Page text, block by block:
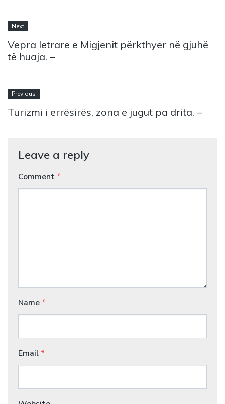
Next
Vepra letrare e Migjenit përkthyer në gjuhë
të huaja. –
Previous
Turizmi i errësirës, zona e jugut pa drita. –
Leave a reply
Comment *
Name *
Email *